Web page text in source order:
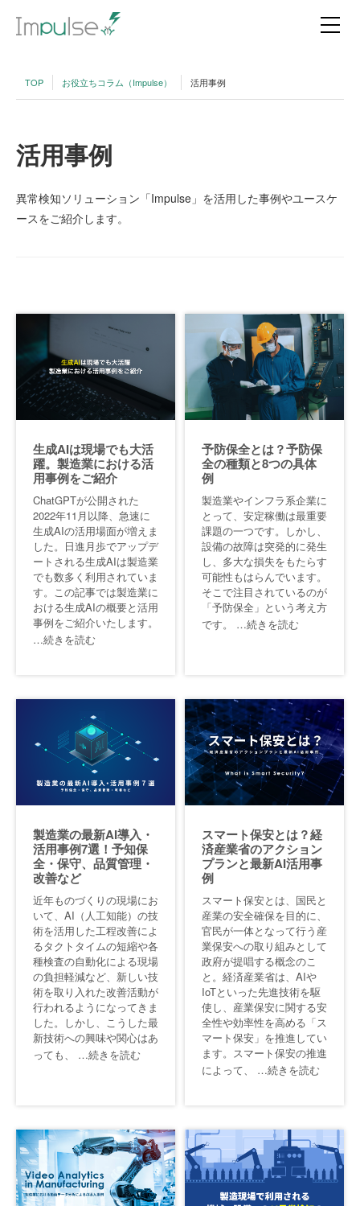
TOP お役立ちコラム（Impulse） 活用事例
活用事例
異常検知ソリューション「Impulse」を活用した事例やユースケ
ースをご紹介します。
生成AIは現場でも大活
躍。製造業における活
用事例をご紹介
ChatGPTが公開された
2022年11月以降、急速に
生成AIの活用場面が増えま
した。日進月歩でアップデ
ートされる生成AIは製造業
でも数多く利用されていま
す。この記事では製造業に
おける生成AIの概要と活用
事例をご紹介いたします。
…続きを読む
予防保全とは？予防保
全の種類と8つの具体
例
製造業やインフラ系企業に
とって、安定稼働は最重要
課題の一つです。しかし、
設備の故障は突発的に発生
し、多大な損失をもたらす
可能性もはらんでいます。
そこで注目されているのが
「予防保全」という考え方
です。 …続きを読む
製造業の最新AI導入・
活用事例7選！予知保
全・保守、品質管理・
改善など
近年ものづくりの現場にお
いて、AI（人工知能）の技
術を活用した工程改善によ
るタクトタイムの短縮や各
種検査の自動化による現場
の負担軽減など、新しい技
術を取り入れた改善活動が
行われるようになってきま
した。しかし、こうした最
新技術への興味や関心はあ
っても、 …続きを読む
スマート保安とは？経
済産業省のアクション
プランと最新AI活用事
例
スマート保安とは、国民と
産業の安全確保を目的に、
官民が一体となって行う産
業保安への取り組みとして
政府が提唱する概念のこ
と。経済産業省は、AIや
IoTといった先進技術を駆
使し、産業保安に関する安
全性や効率性を高める「ス
マート保安」を推進してい
ます。スマート保安の推進
によって、 …続きを読む